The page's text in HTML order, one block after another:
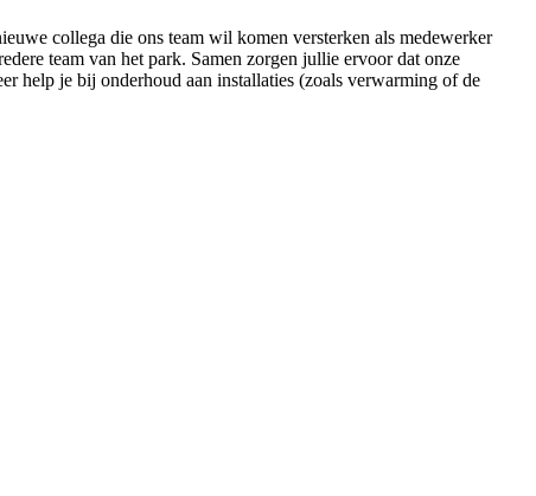
collega die ons team wil komen versterken als medewerker
team van het park. Samen zorgen jullie ervoor dat onze
help je bij onderhoud aan installaties (zoals verwarming of de